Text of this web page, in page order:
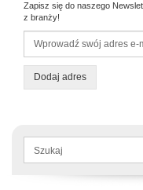
Zapisz się do naszego
z branży!
Dodaj adres
Formularz